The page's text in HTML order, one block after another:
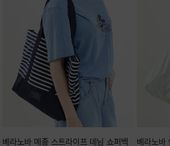
베라노바 메종 스트라이프 데님 쇼퍼백 베라노바